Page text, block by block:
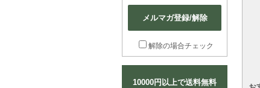
メルマガ登録/解除
解除の場合チェック
10000円以上で送料無料